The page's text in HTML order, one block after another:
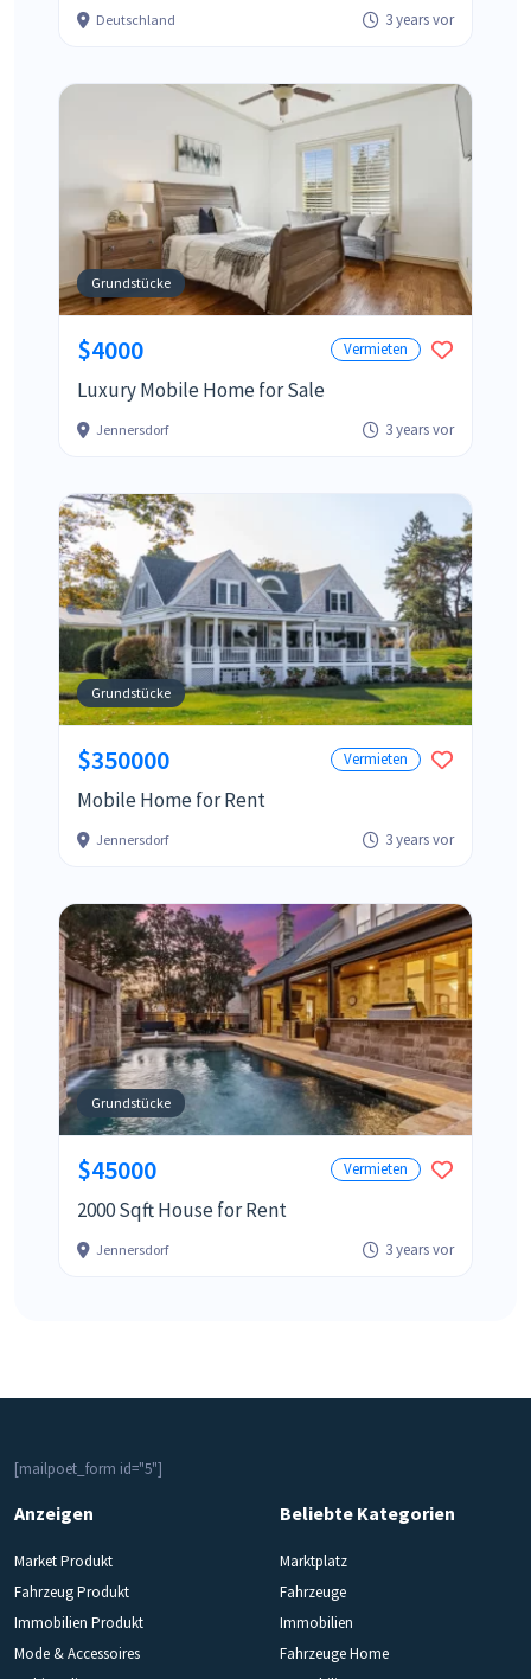
Deutschland 3 years vor
Grundstücke
$4000 Vermieten
Luxury Mobile Home for Sale
Jennersdorf 3 years vor
Grundstücke
$350000 Vermieten
Mobile Home for Rent
Jennersdorf 3 years vor
Grundstücke
$45000 Vermieten
2000 Sqft House for Rent
Jennersdorf 3 years vor
[mailpoet_form id="5"]
Anzeigen
Market Produkt
Fahrzeug Produkt
Immobilien Produkt
Mode & Accessoires
Beliebte Kategorien
Marktplatz
Fahrzeuge
Immobilien
Fahrzeuge Home